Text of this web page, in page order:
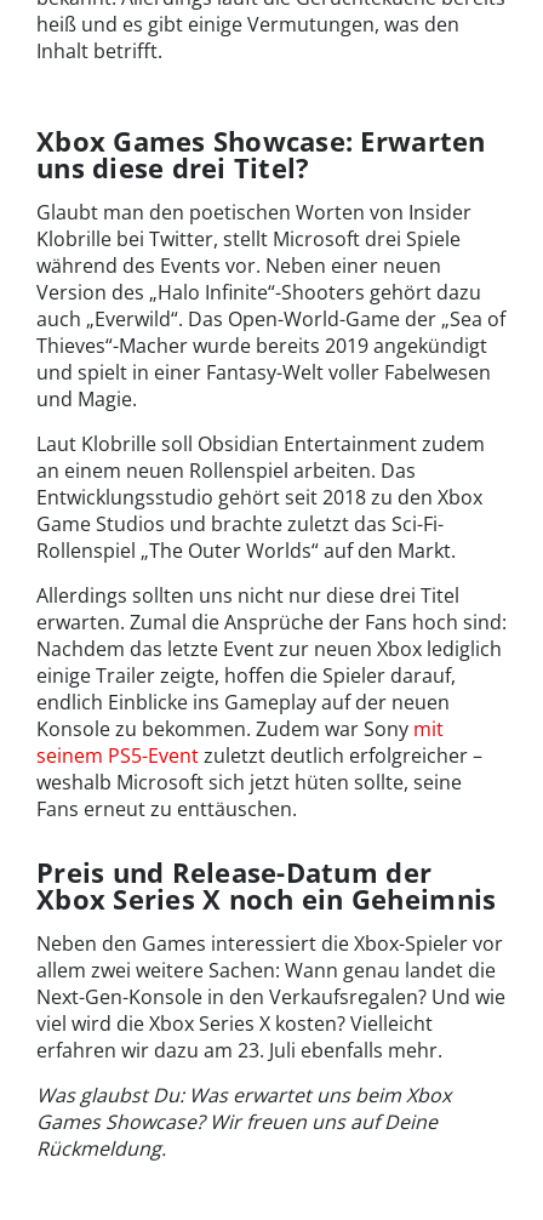
heiß und es gibt einige Vermutungen, was den
Inhalt betrifft.
Xbox Games Showcase: Erwarten
uns diese drei Titel?
Glaubt man den poetischen Worten von Insider
Klobrille bei Twitter, stellt Microsoft drei Spiele
während des Events vor. Neben einer neuen
Version des „Halo Infinite“-Shooters gehört dazu
auch „Everwild“. Das Open-World-Game der „Sea of
Thieves“-Macher wurde bereits 2019 angekündigt
und spielt in einer Fantasy-Welt voller Fabelwesen
und Magie.
Laut Klobrille soll Obsidian Entertainment zudem
an einem neuen Rollenspiel arbeiten. Das
Entwicklungsstudio gehört seit 2018 zu den Xbox
Game Studios und brachte zuletzt das Sci-Fi-
Rollenspiel „The Outer Worlds“ auf den Markt.
Allerdings sollten uns nicht nur diese drei Titel
erwarten. Zumal die Ansprüche der Fans hoch sind:
Nachdem das letzte Event zur neuen Xbox lediglich
einige Trailer zeigte, hoffen die Spieler darauf,
endlich Einblicke ins Gameplay auf der neuen
Konsole zu bekommen. Zudem war Sony mit
seinem PS5-Eventzuletzt deutlich erfolgreicher –
weshalb Microsoft sich jetzt hüten sollte, seine
Fans erneut zu enttäuschen.
Preis und Release-Datum der
Xbox Series X noch ein Geheimnis
Neben den Games interessiert die Xbox-Spieler vor
allem zwei weitere Sachen: Wann genau landet die
Next-Gen-Konsole in den Verkaufsregalen? Und wie
viel wird die Xbox Series X kosten? Vielleicht
erfahren wir dazu am 23. Juli ebenfalls mehr.
Was glaubst Du: Was erwartet uns beim Xbox
Games Showcase? Wir freuen uns auf Deine
Rückmeldung.